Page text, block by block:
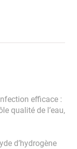
efficace :
qualité de l’eau,
d’hydrogène